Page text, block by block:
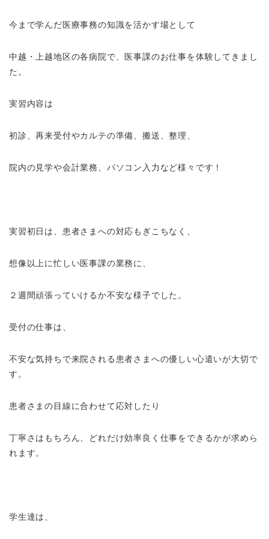
今まで学んだ医療事務の知識を活かす場として
中越・上越地区の各病院で、医事課のお仕事を体験してきまし
た。
実習内容は
初診、再来受付やカルテの準備、搬送、整理、
院内の見学や会計業務、パソコン入力など様々です！
実習初日は、患者さまへの対応もぎこちなく、
想像以上に忙しい医事課の業務に、
２週間頑張っていけるか不安な様子でした。
受付の仕事は、
不安な気持ちで来院される患者さまへの優しい心遣いが大切で
す。
患者さまの目線に合わせて応対したり
丁寧さはもちろん、どれだけ効率良く仕事をできるかが求めら
れます。
学生達は、